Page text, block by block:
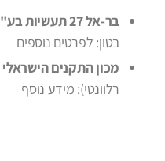
בר-אל 27 תעשיות בע"מ
בטון: לפרטים נוספים
מכון התקנים הישראלי
רלוונטי): מידע נוסף